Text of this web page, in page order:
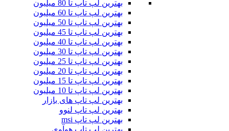
بهترین لپ تاپ تا 80 میلیون
بهترین لپ تاپ تا 60 میلیون
بهترین لپ تاپ تا 50 میلیون
بهترین لپ تاپ تا 45 میلیون
بهترین لپ تاپ تا 40 میلیون
بهترین لپ تاپ تا 30 میلیون
بهترین لپ تاپ تا 25 میلیون
بهترین لپ تاپ تا 20 میلیون
بهترین لپ تاپ تا 15 میلیون
بهترین لپ تاپ تا 10 میلیون
بهترین لپ تاپ های بازار
بهترین لپ تاپ لنوو
بهترین لپ تاپ msi
بهترین لپ تاپ هوآوی